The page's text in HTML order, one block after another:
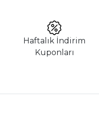
Haftalık İndirim
Kuponları